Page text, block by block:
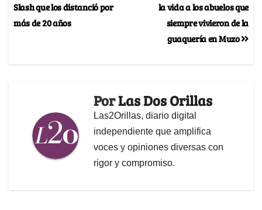
la vida a los abuelos que
siempre vivieron de la
guaquería en Muzo
Slash que los distanció por
más de 20 años
PorLas Dos Orillas
Las2Orillas, diario digital
independiente que amplifica
voces y opiniones diversas con
rigor y compromiso.